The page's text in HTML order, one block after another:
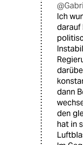
Ich
darauf
dann
den
hat in